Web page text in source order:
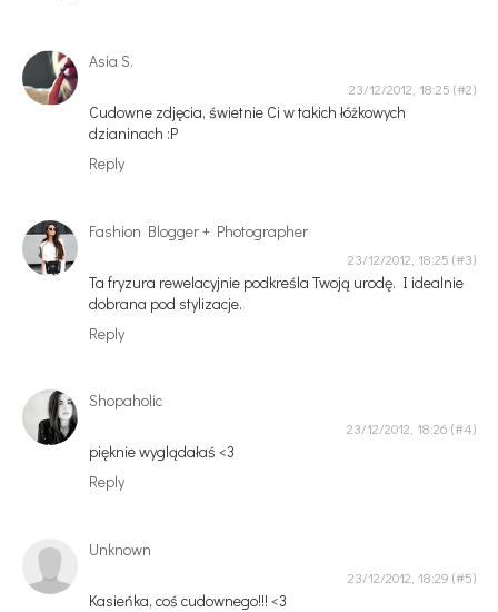
Asia S.
23/12/2012, 18:25
Cudowne zdjęcia, świetnie Ci w takich łóżkowych
dzianinach :P
Reply
Fashion Blogger + Photographer
23/12/2012, 18:25
Ta fryzura rewelacyjnie podkreśla Twoją urodę. I idealnie
dobrana pod stylizacje.
Reply
Shopaholic
23/12/2012, 18:26
pięknie wyglądałaś <3
Reply
Unknown
23/12/2012, 18:29
Kasieńka, coś cudownego!!! <3